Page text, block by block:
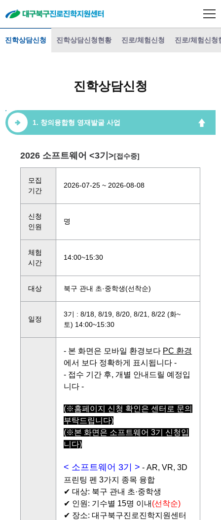
진학상담신청 진학상담신청현황 진로/체험신청 진로/체험신청
진학상담신청
1. 창의융합형 영재발굴 사업
2026 소프트웨어 <3기>[접수중]
모집
기간
2026-07-25 ~ 2026-08-08
신청
인원
명
체험
시간
14:00~15:30
대상 북구 관내 초·중학생(선착순)
일정
3기 : 8/18, 8/19, 8/20, 8/21, 8/22 (화~
토) 14:00~15:30
- 본 화면은 모바일 환경보다 PC 환경
에서 보다 정확하게 표시됩니다 -
- 접수 기간 후, 개별 안내드릴 예정입
니다 -
(※홈페이지 신청 확인은 센터로 문의
부탁드립니다)
(※본 화면은 소프트웨어 3기 신청입
니다)
< 소프트웨어 3기 > - AR, VR, 3D
프린팅 펜 3가지 종목 융합
✔ 대상: 북구 관내 초·중학생
✔ 인원: 기수별 15명 이내 (선착순)
✔ 장소: 대구북구진로진학지원센터